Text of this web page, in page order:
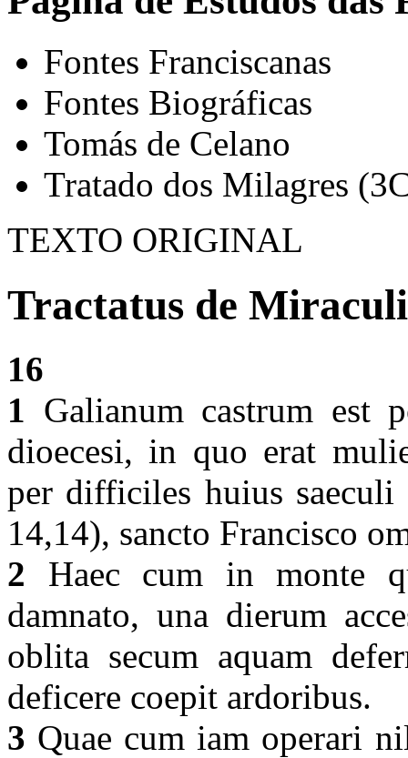
Fontes Franciscanas
Fontes Biográficas
Tomás de Celano
Tratado dos Milagres
TEXTO ORIGINAL
Tractatus de
16
1 Galianum castrum est
dioecesi, in quo erat
per difficiles huius
14,14), sancto Francisco
2 Haec cum in monte
damnato, una dierum
oblita secum aquam
deficere coepit ardoribus.
3 Quae cum iam operari